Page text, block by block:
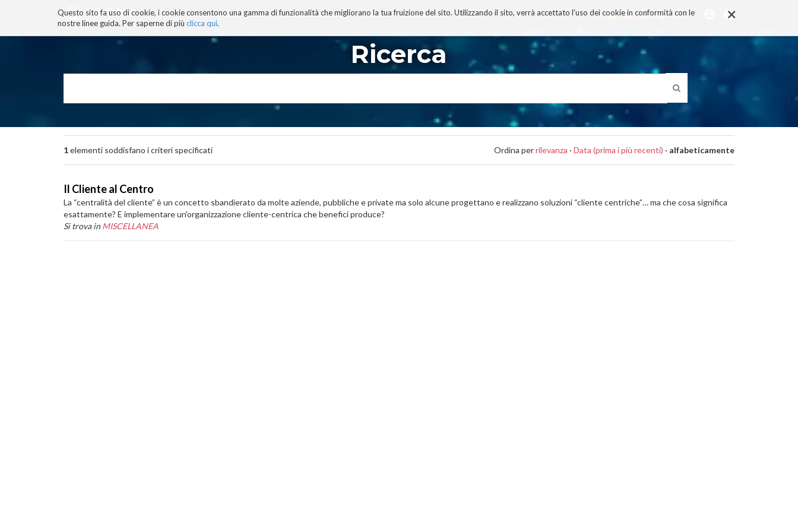
×
Questo sito fa uso di cookie, i cookie consentono una gamma di funzionalità che migliorano la tua fruizione del sito. Utilizzando il sito, verrà accettato l'uso dei cookie in conformità con le
nostre linee guida. Per saperne di più clicca qui.
BLOG TECNOCONSAPEVOLEZZA TECNOBIBLIOGRAFIA I MIEI LIBRI PROGETTO
navigazione
Ricerca
1elementi soddisfano i criteri specificati Ordina perrilevanza · Data (prima i più recenti) · alfabeticamente
Il Cliente al Centro
La “centralità del cliente” è un concetto sbandierato da molte aziende, pubbliche e private ma solo alcune progettano e realizzano soluzioni “cliente centriche”… ma che cosa significa
esattamente? E implementare un'organizzazione cliente-centrica che benefici produce?
Si trova in MISCELLANEA